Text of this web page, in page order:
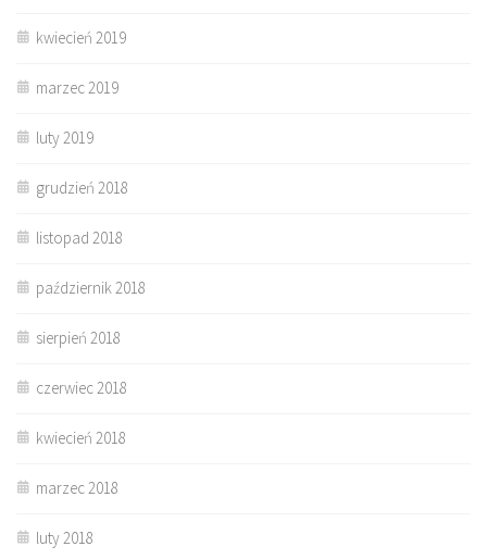
kwiecień 2019
marzec 2019
luty 2019
grudzień 2018
listopad 2018
październik 2018
sierpień 2018
czerwiec 2018
kwiecień 2018
marzec 2018
luty 2018